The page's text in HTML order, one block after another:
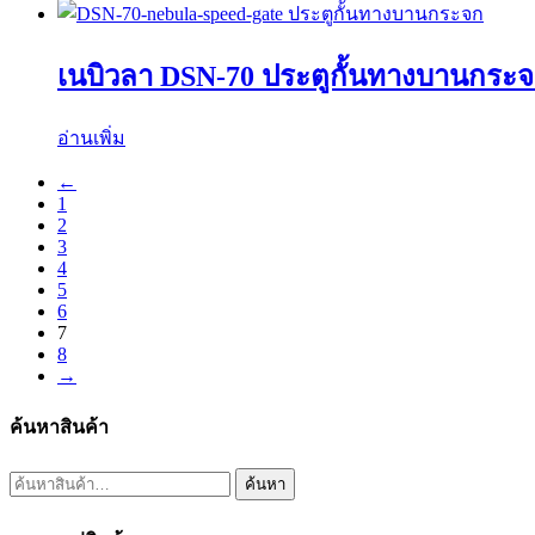
เนบิวลา DSN-70 ประตูกั้นทางบานกระ
อ่านเพิ่ม
←
1
2
3
4
5
6
7
8
→
ค้นหาสินค้า
ค้นหา: ค้นหา